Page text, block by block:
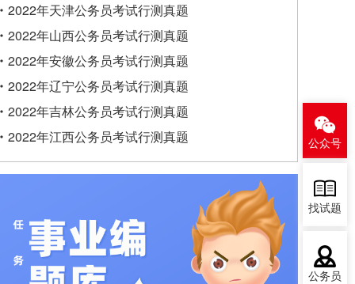
2022年天津公务员考试行测真题
2022年山西公务员考试行测真题
2022年安徽公务员考试行测真题
2022年辽宁公务员考试行测真题
2022年吉林公务员考试行测真题
2022年江西公务员考试行测真题
公众号
找试题
公务员